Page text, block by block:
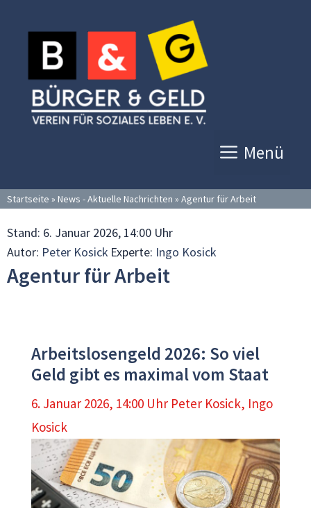
Inhalt
springen
Menü
Startseite » News - Aktuelle Nachrichten » Agentur für Arbeit
Stand: 6. Januar 2026, 14:00 Uhr
Autor: Peter Kosick Experte: Ingo Kosick
Agentur für Arbeit
Arbeitslosengeld 2026: So viel
Geld gibt es maximal vom Staat
6. Januar 2026, 14:00 Uhr Peter Kosick, Ingo
Kosick